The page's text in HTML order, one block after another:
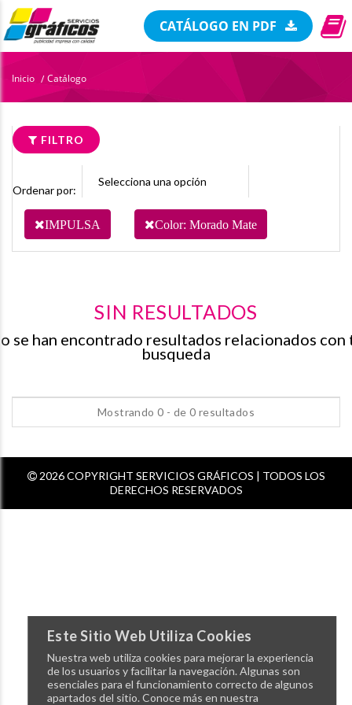
CATÁLOGO EN PDF
Inicio / Catálogo
Este Sitio Web Utiliza Cookies
Nuestra web utiliza cookies para mejorar la experiencia
de los usuarios y facilitar la navegación. Algunas son
esenciales para el funcionamiento correcto de algunos
apartados del sitio. Conoce más en nuestra
FILTRO
Ordenar por:
IMPULSA Color: Morado Mate
SIN RESULTADOS
se han encontrado resultados relacionados con
busqueda
Mostrando 0 - de 0 resultados
2026 COPYRIGHT SERVICIOS GRÁFICOS | TODOS LOS
DERECHOS RESERVADOS